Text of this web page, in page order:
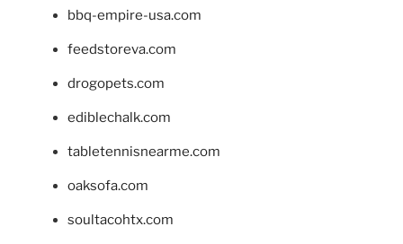
bbq-empire-usa.com
feedstoreva.com
drogopets.com
ediblechalk.com
tabletennisnearme.com
oaksofa.com
soultacohtx.com